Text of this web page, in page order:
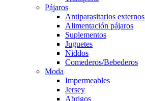
Pájaros
Antiparasitarios externos
Alimentación pájaros
Suplementos
Juguetes
Niddos
Comederos/Bebederos
Moda
Impermeables
Jersey
Abrigos